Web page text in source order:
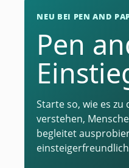
NEU BEI PEN AND
Pen
Starte so, wie es
verstehen,
begleitet